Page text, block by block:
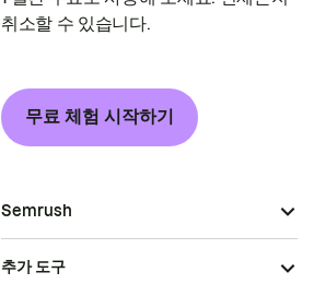
취소할 수 있습니다.
무료 체험 시작하기
Semrush
추가 도구